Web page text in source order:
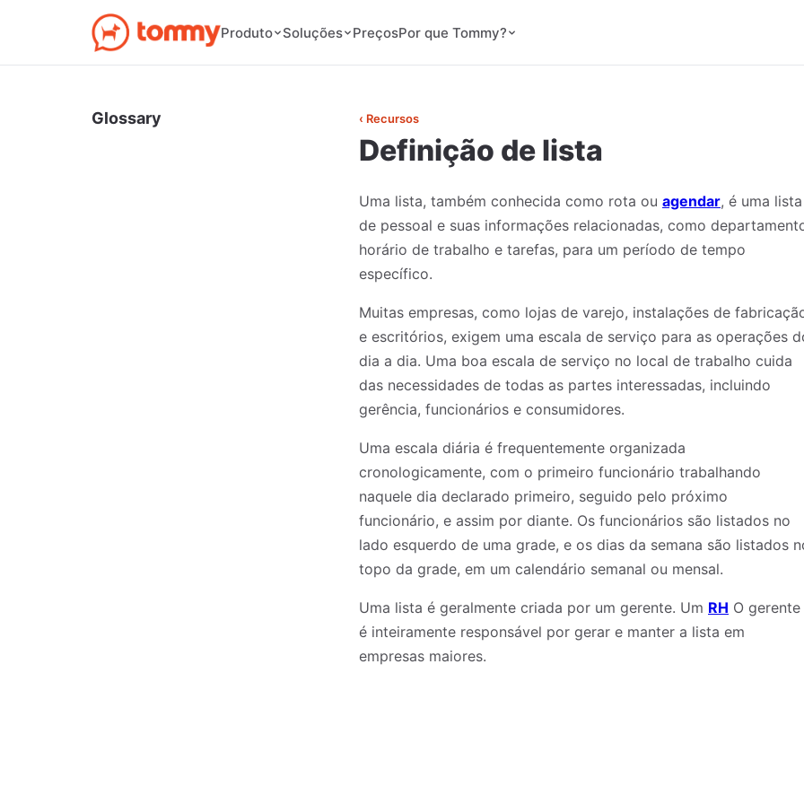
Produto Soluções PreçosPor que Tommy?
Glossary ‹ Recursos
Definição de lista
Uma lista, também conhecida como rota ou agendar, é uma lista
de pessoal e suas informações relacionadas, como
horário de trabalho e tarefas, para um período de tempo
específico.
Muitas empresas, como lojas de varejo, instalações de
e escritórios, exigem uma escala de serviço para as operações
dia a dia. Uma boa escala de serviço no local de trabalho cuida
das necessidades de todas as partes interessadas, incluindo
gerência, funcionários e consumidores.
Uma escala diária é frequentemente organizada
cronologicamente, com o primeiro funcionário trabalhando
naquele dia declarado primeiro, seguido pelo próximo
funcionário, e assim por diante. Os funcionários são listados no
lado esquerdo de uma grade, e os dias da semana são listados
topo da grade, em um calendário semanal ou mensal.
Uma lista é geralmente criada por um gerente. Um RH O gerente
é inteiramente responsável por gerar e manter a lista em
empresas maiores.